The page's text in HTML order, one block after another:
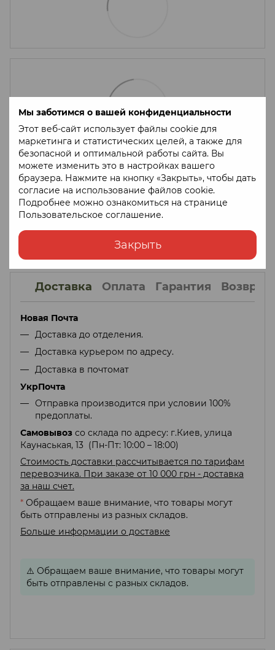
Мы заботимся о вашей конфиденциальности
Этот веб-сайт использует файлы cookie для
маркетинга и статистических целей, а также для
безопасной и оптимальной работы сайта. Вы
можете изменить это в настройках вашего
браузера. Нажмите на кнопку «Закрыть», чтобы дать
согласие на использование файлов cookie.
Подробнее можно ознакомиться на странице
Пользовательское соглашение.
Закрыть
Доставка Оплата Гарантия Возврат
Новая Почта
Доставка до отделения.
Доставка курьером по адресу.
Доставка в почтомат
УкрПочта
Отправка производится при условии 100%
предоплаты.
Самовывоз со склада по адресу: г.Киев, улица
Каунаськая, 13 (Пн-Пт: 10:00 – 18:00)
Стоимость доставки рассчитывается по тарифам
перевозчика. При заказе от 10 000 грн - доставка
за наш счет.
* Обращаем ваше внимание, что товары могут
быть отправлены из разных складов.
Больше информации о доставке
⚠️ Обращаем ваше внимание, что товары могут
быть отправлены с разных складов.